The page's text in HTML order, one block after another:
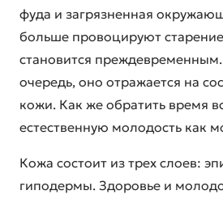
фуда и загрязненная
больше провоцируют
становится
очередь, оно отражается на
кожи. Как же обратить время
естественную молодость как
Кожа состоит из трех слоев:
гиподермы. Здоровье и